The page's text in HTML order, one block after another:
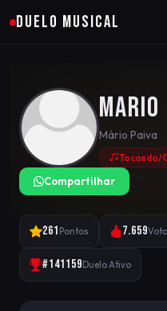
DUELO MUSICAL
Mario
Mário Paiva
Tocando/
Compartilhar
261 Pontos 7.659
#141159 Duelo Ativo